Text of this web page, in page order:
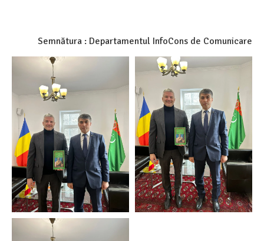
Semnătura : Departamentul InfoCons de Comunicare